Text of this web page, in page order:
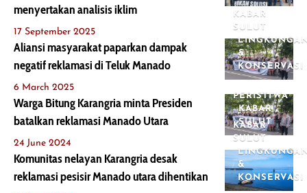
menyertakan analisis iklim
17 September 2025
KABAR
SULUT
&
KONSERVASI
Aliansi masyarakat paparkan dampak
negatif reklamasi di Teluk Manado
6 March 2025
PERISTIWA
KABAR
SULUT
Warga Bitung Karangria minta Presiden
batalkan reklamasi Manado Utara
24 June 2024
KABAR
SULUT
&
KONSERVASI
Komunitas nelayan Karangria desak
reklamasi pesisir Manado utara dihentikan